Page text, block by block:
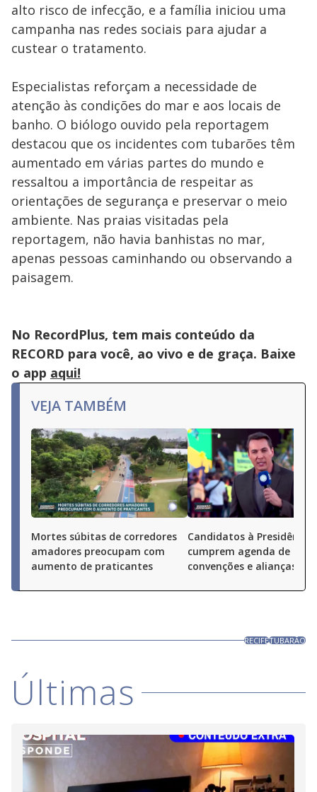
alto risco de infecção, e a família iniciou uma
campanha nas redes sociais para ajudar a
custear o tratamento.
Especialistas reforçam a necessidade de
atenção às condições do mar e aos locais de
banho. O biólogo ouvido pela reportagem
destacou que os incidentes com tubarões têm
aumentado em várias partes do mundo e
ressaltou a importância de respeitar as
orientações de segurança e preservar o meio
ambiente. Nas praias visitadas pela
reportagem, não havia banhistas no mar,
apenas pessoas caminhando ou observando a
paisagem.
No RecordPlus, tem mais conteúdo da
RECORD para você, ao vivo e de graça. Baixe
o app aqui!
VEJA TAMBÉM
Mortes súbitas de corredores
amadores preocupam com
aumento de praticantes
Candidatos à Presidência
cumprem agenda de
convenções e alianças
RECIFETUBARÃO
Últimas